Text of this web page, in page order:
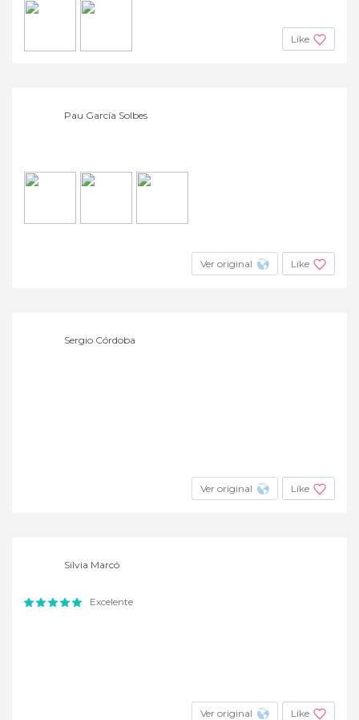
Like
Pau García Solbes
Ver original Like
Sergio Córdoba
Ver original Like
Silvia Marcó
Excelente
Ver original Like